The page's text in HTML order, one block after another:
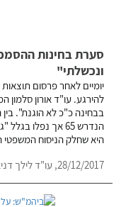
ונכשלתי"
יומיים לאחר פרסום
להירגע. עו"ד אורון סלמון
בבחינה כ"כ לא הוגנת".
הנדרש 65 אך
היא שחלק הניסוח
28/12/2017, עו"ד לילך